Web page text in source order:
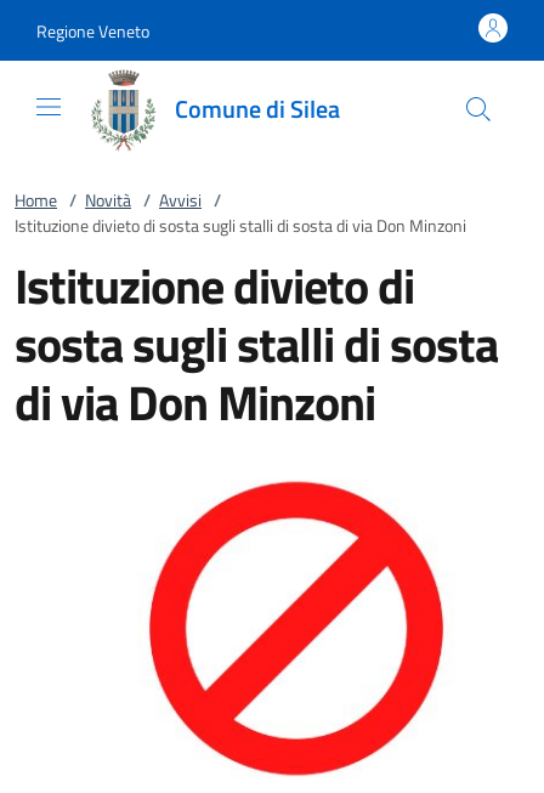
Regione Veneto
Comune di Silea
Home / Novità / Avvisi /
Istituzione divieto di sosta sugli stalli di sosta di via Don Minzoni
Istituzione divieto di
sosta sugli stalli di sosta
di via Don Minzoni